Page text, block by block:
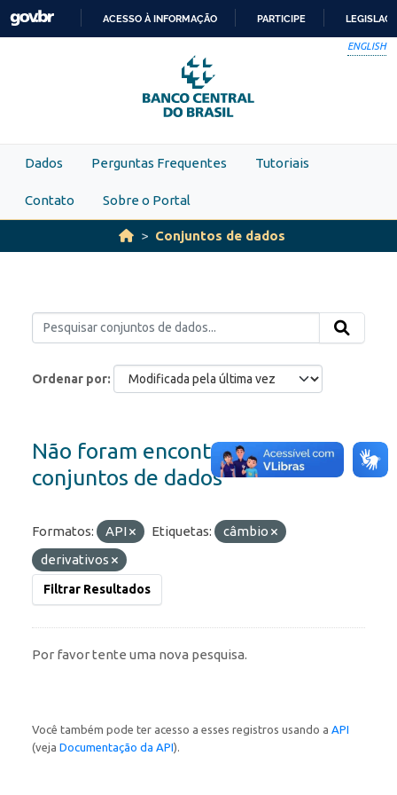
Skip to main content
PARA
O
CONTEÚDO
ACESSO À INFORMAÇÃO PARTICIPE
ENGLISH
Dados Perguntas Frequentes Tutoriais
Contato Sobre o Portal
Conjuntos de dados
Ordenar por
Não foram encontrados
conjuntos de dados
Formatos: API Etiquetas:
câmbio
derivativos
Filtrar Resultados
Por favor tente uma nova pesquisa.
Você também pode ter acesso a esses registros usando a API
(veja Documentação da API).